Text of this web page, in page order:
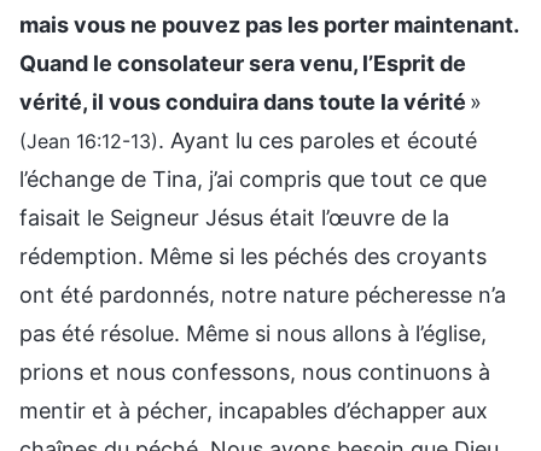
mais vous ne pouvez pas les porter maintenant.
Quand le consolateur sera venu, l’Esprit de
vérité, il vous conduira dans toute la vérité »
(Jean 16:12-13). Ayant lu ces paroles et écouté
l’échange de Tina, j’ai compris que tout ce que
faisait le Seigneur Jésus était l’œuvre de la
rédemption. Même si les péchés des croyants
ont été pardonnés, notre nature pécheresse n’a
pas été résolue. Même si nous allons à l’église,
prions et nous confessons, nous continuons à
mentir et à pécher, incapables d’échapper aux